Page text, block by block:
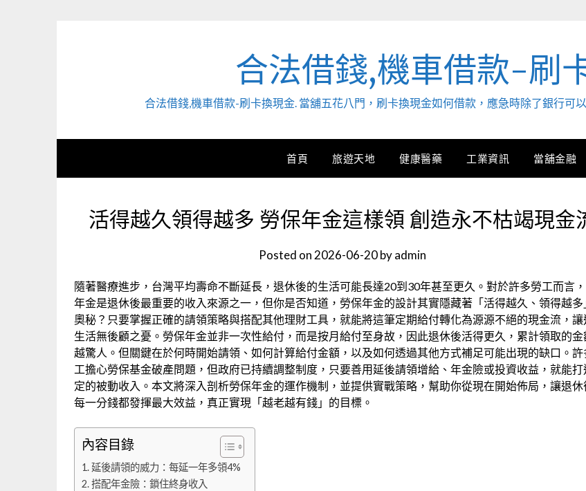
合法借錢,機車借款-刷
合法借錢,機車借款-刷卡換現金. 當舖五花八門，刷卡換現金如何借款，應急時除了銀行可
首頁 旅遊天地 健康醫藥 工業資訊 當舖金融
活得越久領得越多 勞保年金這樣領 創造永不枯竭現金
Posted on 2026-06-20byadmin
隨著醫療進步，台灣平均壽命不斷延長，退休後的生活可能長達20到30年甚至更久。對於許多勞工而言
年金是退休後最重要的收入來源之一，但你是否知道，勞保年金的設計其實隱藏著「活得越久、領得越多
奧秘？只要掌握正確的請領策略與搭配其他理財工具，就能將這筆定期給付轉化為源源不絕的現金流，讓
生活無後顧之憂。勞保年金並非一次性給付，而是按月給付至身故，因此退休後活得更久，累計領取的金
越驚人。但關鍵在於何時開始請領、如何計算給付金額，以及如何透過其他方式補足可能出現的缺口。許
工擔心勞保基金破產問題，但政府已持續調整制度，只要善用延後請領增給、年金險或投資收益，就能打
定的被動收入。本文將深入剖析勞保年金的運作機制，並提供實戰策略，幫助你從現在開始佈局，讓退休
每一分錢都發揮最大效益，真正實現「越老越有錢」的目標。
內容目錄
延後請領的威力：每延一年多領4%
搭配年金險：鎖住終身收入